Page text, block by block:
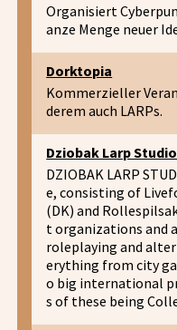
Organisiert
anze Menge neuer
Dorktopia
Kommerzieller
derem auch LARPs.
Dziobak Larp
DZIOBAK LARP
e, consisting of
(DK) and
t organizations and
roleplaying and
erything from city
o big international
s of these being